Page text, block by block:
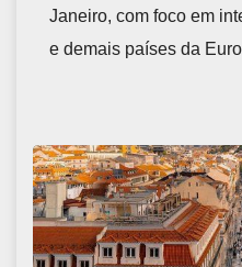
Janeiro, com foco em
e demais países da